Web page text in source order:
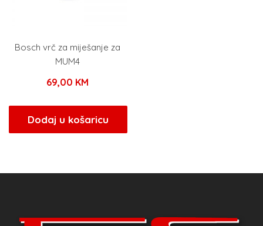
Bosch vrč za miješanje za
MUM4
69,00 KM
Dodaj u košaricu